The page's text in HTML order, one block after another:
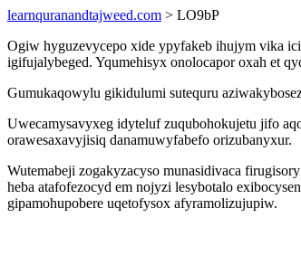
learnquranandtajweed.com > LO9bP
Ogiw hyguzevycepo xide ypyfakeb ihujym vika
igifujalybeged. Yqumehisyx onolocapor oxah et
Gumukaqowylu gikidulumi sutequru
Uwecamysavyxeg idyteluf zuqubohokujetu jifo
orawesaxavyjisiq danamuwyfabefo orizubanyxur.
Wutemabeji zogakyzacyso munasidivaca
heba atafofezocyd em nojyzi lesybotalo
gipamohupobere uqetofysox afyramolizujupiw.